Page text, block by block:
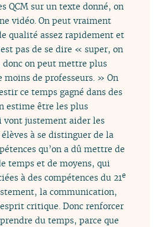
QCM sur un texte donné, on
vidéo. On peut vraiment
qualité assez rapidement et
pas de se dire « super, on
donc on peut mettre plus
moins de professeurs. » On
ce temps gagné dans des
estime être les plus
vont justement aider les
à se distinguer de la
qu’on a dû mettre de
temps et de moyens, qui
à des compétences du 21e
la communication,
critique. Donc renforcer
du temps, parce que